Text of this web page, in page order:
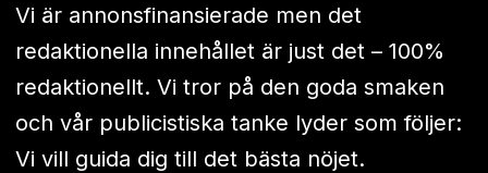
Vi är annonsfinansierade men det
redaktionella innehållet är just det – 100%
redaktionellt. Vi tror på den goda smaken
och vår publicistiska tanke lyder som följer:
Vi vill guida dig till det bästa nöjet.